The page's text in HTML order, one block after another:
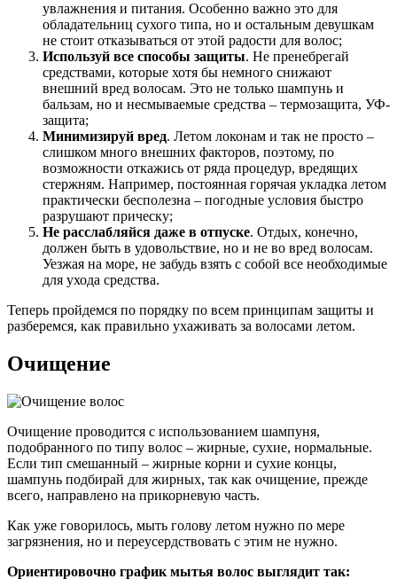
увлажнения и питания. Особенно важно это для
обладательниц сухого типа, но и остальным девушкам
не стоит отказываться от этой радости для волос;
Используй все способы защиты. Не пренебрегай
средствами, которые хотя бы немного снижают
внешний вред волосам. Это не только шампунь и
бальзам, но и несмываемые средства – термозащита, УФ-
защита;
Минимизируй вред. Летом локонам и так не просто –
слишком много внешних факторов, поэтому, по
возможности откажись от ряда процедур, вредящих
стержням. Например, постоянная горячая укладка летом
практически бесполезна – погодные условия быстро
разрушают прическу;
Не расслабляйся даже в отпуске. Отдых, конечно,
должен быть в удовольствие, но и не во вред волосам.
Уезжая на море, не забудь взять с собой все необходимые
для ухода средства.
Теперь пройдемся по порядку по всем принципам защиты и
разберемся, как правильно ухаживать за волосами летом.
Очищение
Очищение проводится с использованием шампуня,
подобранного по типу волос – жирные, сухие, нормальные.
Если тип смешанный – жирные корни и сухие концы,
шампунь подбирай для жирных, так как очищение, прежде
всего, направлено на прикорневую часть.
Как уже говорилось, мыть голову летом нужно по мере
загрязнения, но и переусердствовать с этим не нужно.
Ориентировочно график мытья волос выглядит так: